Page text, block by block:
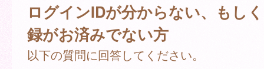
ログインIDが分からない、もし
録がお済みでない方
以下の質問に回答してください。